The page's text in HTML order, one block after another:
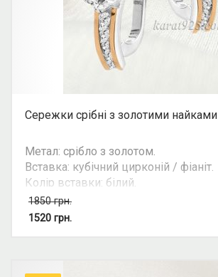
Сережки срібні з золотими найками
Метал: срібло з золотом.
Вставка: кубічний цирконій / фіаніт.
Колір вставки: білий.
Вид: з 1 камінням.
Можливість комплекту: так.
1850грн.
1520 грн.